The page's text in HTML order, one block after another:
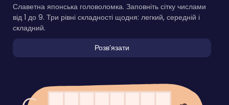
Славетна японська головоломка. Заповніть сітку числами
від 1 до 9. Три рівні складності щодня: легкий, середній і
складний.
Розвʼязати